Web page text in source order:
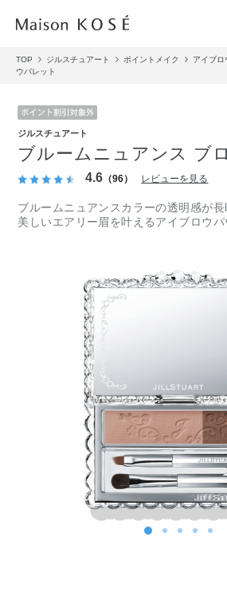
TOP ジルスチュアート ポイントメイク アイブロ
ウパレット
ジルスチュアート
ブルームニュアンス ブ
4.6 （96） レビューを見る
ブルームニュアンスカラーの透明感が長
美しいエアリー眉を叶えるアイブロウパ